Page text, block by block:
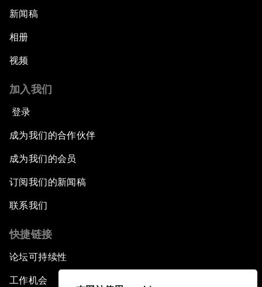
新闻稿
相册
视频
加入我们
登录
成为我们的合作伙伴
成为我们的会员
订阅我们的新闻稿
联系我们
快捷链接
论坛可持续性
工作机会